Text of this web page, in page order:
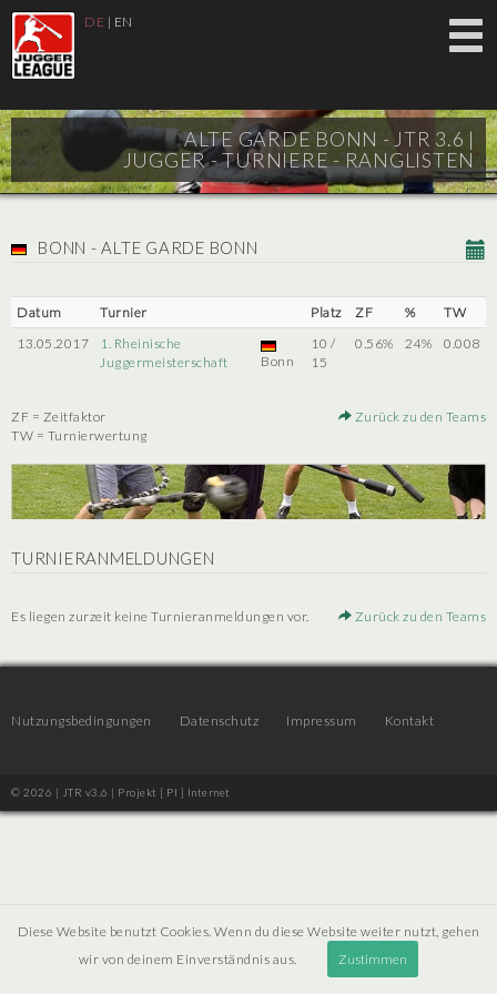
DE | EN
ALTE GARDE BONN - JTR 3.6 |
JUGGER - TURNIERE - RANGLISTEN
BONN - ALTE GARDE BONN
Datum Turnier Platz ZF %
TW
13.05.2017
1. Rheinische
Juggermeisterschaft
Bonn
10 /
15
0.56% 24% 0.008
ZF = Zeitfaktor
TW = Turnierwertung
Zurück zu den Teams
TURNIERANMELDUNGEN
Es liegen zurzeit keine Turnieranmeldungen vor. Zurück zu den Teams
Nutzungsbedingungen Datenschutz Impressum Kontakt
© 2026 | JTR v3.6 | Projekt [ PI ] Internet
Diese Website benutzt Cookies. Wenn du diese Website weiter nutzt, gehen
wir von deinem Einverständnis aus.
Zustimmen